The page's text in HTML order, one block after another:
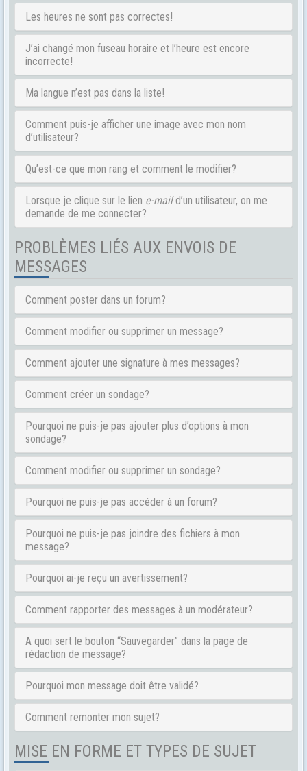
Les heures ne sont pas correctes!
J’ai changé mon fuseau horaire et l’heure est encore
incorrecte!
Ma langue n’est pas dans la liste!
Comment puis-je afficher une image avec mon nom
d’utilisateur?
Qu’est-ce que mon rang et comment le modifier?
Lorsque je clique sur le lien e-maild’un utilisateur, on me
demande de me connecter?
PROBLÈMES LIÉS AUX ENVOIS DE
MESSAGES
Comment poster dans un forum?
Comment modifier ou supprimer un message?
Comment ajouter une signature à mes messages?
Comment créer un sondage?
Pourquoi ne puis-je pas ajouter plus d’options à mon
sondage?
Comment modifier ou supprimer un sondage?
Pourquoi ne puis-je pas accéder à un forum?
Pourquoi ne puis-je pas joindre des fichiers à mon
message?
Pourquoi ai-je reçu un avertissement?
Comment rapporter des messages à un modérateur?
A quoi sert le bouton “Sauvegarder” dans la page de
rédaction de message?
Pourquoi mon message doit être validé?
Comment remonter mon sujet?
MISE EN FORME ET TYPES DE SUJET